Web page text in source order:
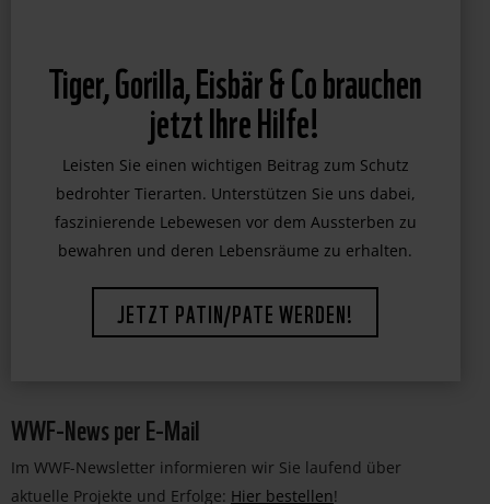
Tiger, Gorilla, Eisbär & Co brauchen
jetzt Ihre Hilfe!
Leisten Sie einen wichtigen Beitrag zum Schutz
bedrohter Tierarten. Unterstützen Sie uns dabei,
faszinierende Lebewesen vor dem Aussterben zu
bewahren und deren Lebensräume zu erhalten.
JETZT PATIN/PATE WERDEN!
WWF-News per E-Mail
Im WWF-Newsletter informieren wir Sie laufend über
aktuelle Projekte und Erfolge: Hier bestellen!